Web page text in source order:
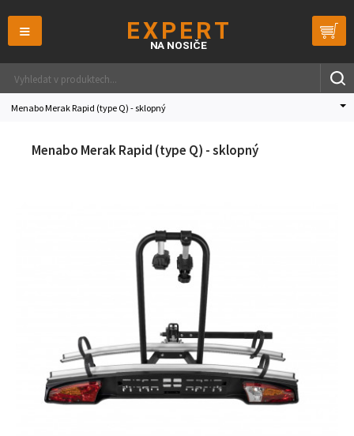
≡
Menabo Merak Rapid (type Q) - sklopný
Menabo Merak Rapid (type Q) - sklopný